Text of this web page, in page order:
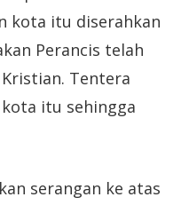
kota itu diserahkan
Perancis telah
Tentera
itu sehingga
serangan ke atas